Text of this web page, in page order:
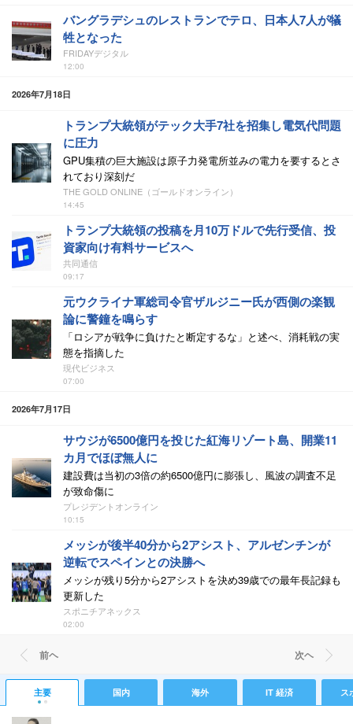
バングラデシュのレストランでテロ、日本人7人が犠
牲となった
FRIDAYデジタル
12:00
2026年7月18日
トランプ大統領がテック大手7社を招集し電気代問題
に圧力
GPU集積の巨大施設は原子力発電所並みの電力を要するとさ
れており深刻だ
THE GOLD ONLINE（ゴールドオンライン）
14:45
トランプ大統領の投稿を月10万ドルで先行受信、投
資家向け有料サービスへ
共同通信
09:17
元ウクライナ軍総司令官ザルジニー氏が西側の楽観
論に警鐘を鳴らす
「ロシアが戦争に負けたと断定するな」と述べ、消耗戦の実
態を指摘した
現代ビジネス
07:00
2026年7月17日
サウジが6500億円を投じた紅海リゾート島、開業11
カ月でほぼ無人に
建設費は当初の3倍の約6500億円に膨張し、風波の調査不足
が致命傷に
プレジデントオンライン
10:15
メッシが後半40分から2アシスト、アルゼンチンが
逆転でスペインとの決勝へ
メッシが残り5分から2アシストを決め39歳での最年長記録も
更新した
スポニチアネックス
02:00
前ヘ 次ヘ
主要 国内 海外 IT 経済 ス